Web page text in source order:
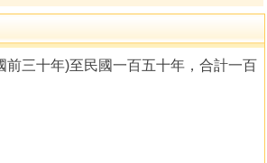
前三十年)至民國一百五十年，合計一百